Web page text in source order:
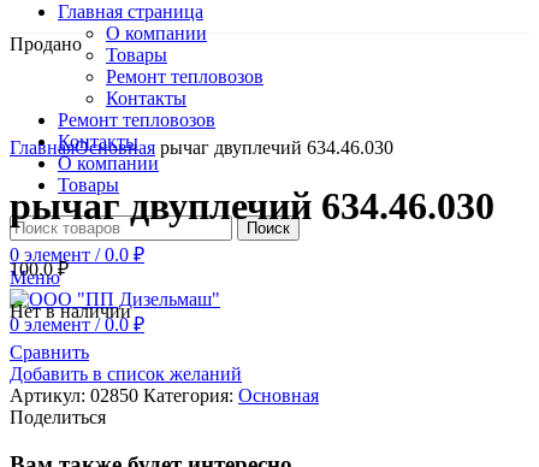
Главная страница
О компании
Товары
Ремонт тепловозов
Контакты
Ремонт тепловозов
Контакты
О компании
Товары
Поиск
0 элемент / 0.0 ₽
Меню
0элемент / 0.0₽
Продано
Нажмите, чтобы увеличить
ГлавнаяОсновная рычаг двуплечий 634.46.030
рычаг двуплечий 634.46.030
100.0₽
Нет в наличии
Сравнить
Добавить в список желаний
Артикул: 02850 Категория: Основная
Поделиться